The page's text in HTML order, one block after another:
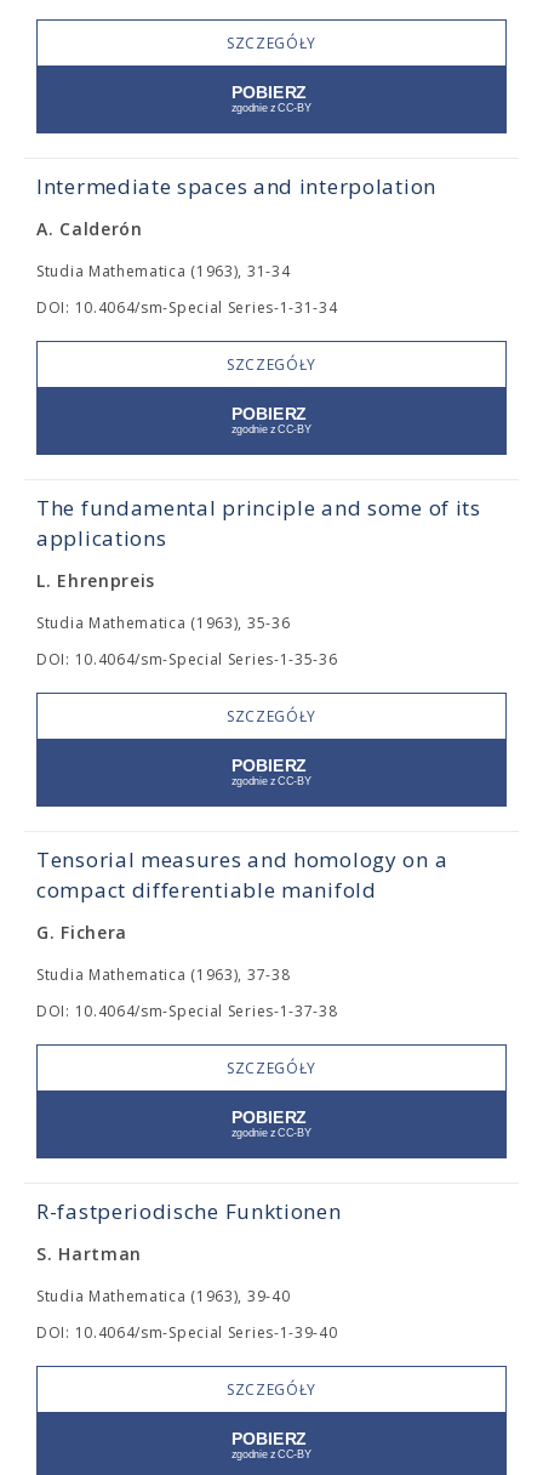
SZCZEGÓŁY
Intermediate spaces and interpolation
A. Calderón
Studia Mathematica (1963), 31-34
DOI: 10.4064/sm-Special Series-1-31-34
SZCZEGÓŁY
The fundamental principle and some of its
applications
L. Ehrenpreis
Studia Mathematica (1963), 35-36
DOI: 10.4064/sm-Special Series-1-35-36
SZCZEGÓŁY
Tensorial measures and homology on a
compact differentiable manifold
G. Fichera
Studia Mathematica (1963), 37-38
DOI: 10.4064/sm-Special Series-1-37-38
SZCZEGÓŁY
R-fastperiodische Funktionen
S. Hartman
Studia Mathematica (1963), 39-40
DOI: 10.4064/sm-Special Series-1-39-40
SZCZEGÓŁY